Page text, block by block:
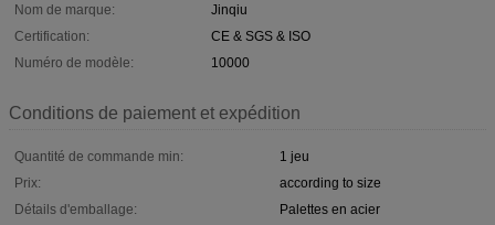
Nom de marque:
Jinqiu
Certification:
CE & SGS & ISO
Numéro de modèle:
10000
Conditions de paiement et expédition
Quantité de commande min:
1 jeu
Prix:
according to size
Détails d'emballage:
Palettes en acier